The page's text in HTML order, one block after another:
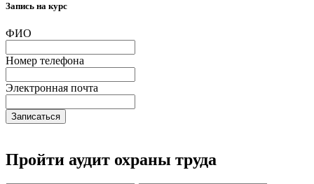
Запись на курс
ФИО
Номер телефона
Электронная почта
Записаться
Пройти аудит охраны труда